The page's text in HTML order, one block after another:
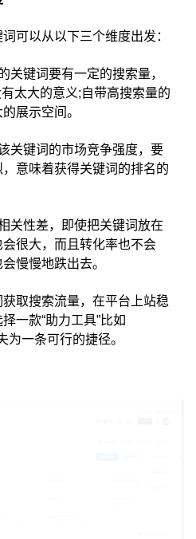
可以从以下三个维度出发：
关键词要有一定的搜索量，
太大的意义;自带高搜索量的
展示空间。
关键词的市场竞争强度，要
意味着获得关键词的排名的
关性差，即使把关键词放在
很大，而且转化率也不会
慢慢地跌出去。
取搜索流量，在平台上站稳
一款“助力工具”比如
为一条可行的捷径。